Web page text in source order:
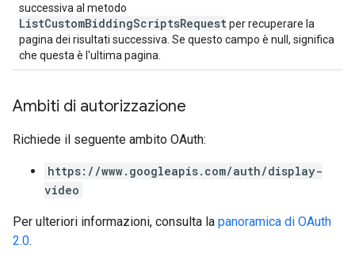
successiva al metodo
ListCustomBiddingScriptsRequestper recuperare la
pagina dei risultati successiva. Se questo campo è null, significa
che questa è l'ultima pagina.
Ambiti di autorizzazione
Richiede il seguente ambito OAuth:
https://www.googleapis.com/auth/display-
video
Per ulteriori informazioni, consulta la panoramica di OAuth
2.0.